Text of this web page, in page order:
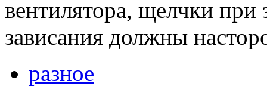
вентилятора, щелчки при
зависания должны
разное